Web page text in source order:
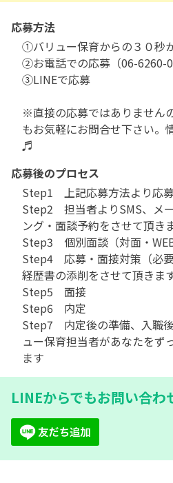
応募方法
①バリュー保育からの３０秒
②お電話での応募（06-6260-
③LINEで応募
※直接の応募ではありません
もお気軽にお問合せ下さい。
♬
応募後のプロセス
Step1　上記応募方法より応
Step2　担当者よりSMS、メ
ング・面談予約をさせて頂き
Step3　個別面談（対面・
Step4　応募・面接対策（必
経歴書の添削をさせて頂きます
Step5　面接
Step6　内定
Step7　内定後の準備、入職
ュー保育担当者があなたをず
ます
LINEからでもお問い合わ